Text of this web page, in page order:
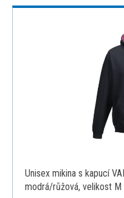
Unisex mikina s kapucí
modrá/růžová, velikost M